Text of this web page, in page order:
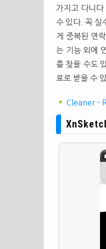
가지고 다니
수 있다. 꼭 실
게 중복된 연
는 기능 외에
를 찾을 수도
료로 받을 수
Cleaner -